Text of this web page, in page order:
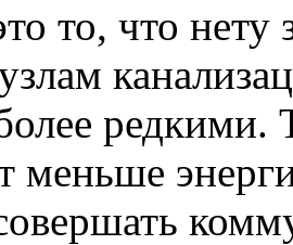
то, что нету
редкими.
меньше